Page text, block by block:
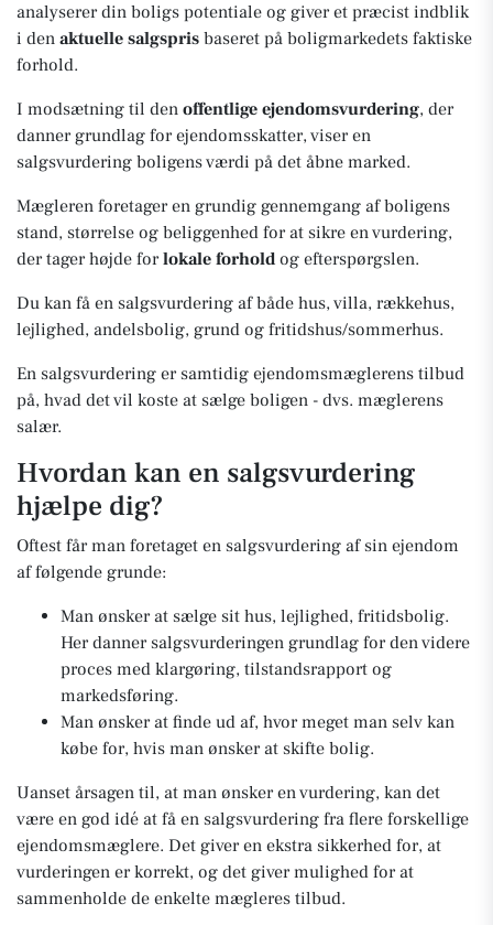
analyserer din boligs potentiale og giver et præcist indblik
i den aktuelle salgspris baseret på boligmarkedets faktiske
forhold.
I modsætning til den offentlige ejendomsvurdering, der
danner grundlag for ejendomsskatter, viser en
salgsvurdering boligens værdi på det åbne marked.
Mægleren foretager en grundig gennemgang af boligens
stand, størrelse og beliggenhed for at sikre en vurdering,
der tager højde forlokale forhold og efterspørgslen.
Du kan få en salgsvurdering af både hus, villa, rækkehus,
lejlighed, andelsbolig, grund og fritidshus/sommerhus.
En salgsvurdering er samtidig ejendomsmæglerens tilbud
på, hvad det vil koste at sælge boligen - dvs. mæglerens
salær.
Hvordan kan en salgsvurdering
hjælpe dig?
Oftest får man foretaget en salgsvurdering af sin ejendom
af følgende grunde:
Man ønsker at sælge sit hus, lejlighed, fritidsbolig.
Her danner salgsvurderingen grundlag for den videre
proces med klargøring, tilstandsrapport og
markedsføring.
Man ønsker at finde ud af, hvor meget man selv kan
købe for, hvis man ønsker at skifte bolig.
Uanset årsagen til, at man ønsker en vurdering, kan det
være en god idé at få en salgsvurdering fra flere forskellige
ejendomsmæglere. Det giver en ekstra sikkerhed for, at
vurderingen er korrekt, og det giver mulighed for at
sammenholde de enkelte mægleres tilbud.